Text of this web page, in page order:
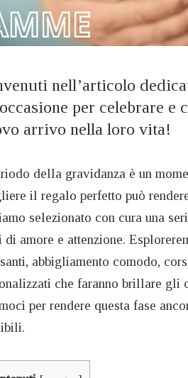
nell’articolo
per celebrare e
arrivo nella loro vita!
della gravidanza è un
il regalo perfetto può
selezionato con cura una
di amore e attenzione.
abbigliamento comodo,
che faranno brillare gli
per rendere questa fase